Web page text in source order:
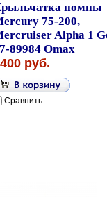
помпы
75-200,
Alpha 1
89984 Omax
руб.
Сравнить